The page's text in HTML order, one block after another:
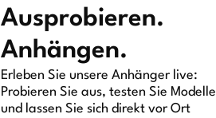
Ausprobieren.
Anhängen.
Erleben Sie unsere Anhänger live:
Probieren Sie aus, testen Sie Modelle
und lassen Sie sich direkt vor Ort